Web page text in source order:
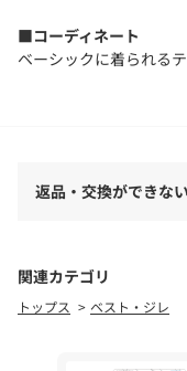
■コーディネート
ベーシックに着られる
使いまで幅広いシーン
仕上がります。
表地：ポリエステル
裏地：ポリエステル100%
洗濯表記：ドライクリー
返品・交換ができない
関連カテゴリ
トップス ベスト・ジレ